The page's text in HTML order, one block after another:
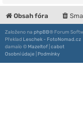
Obsah fóra
Založeno na phpBB® Forum
Překlad Leschek - FotoNomad.cz
damaïo © Mazeltof cabot
Osobní údaje
Podmínky